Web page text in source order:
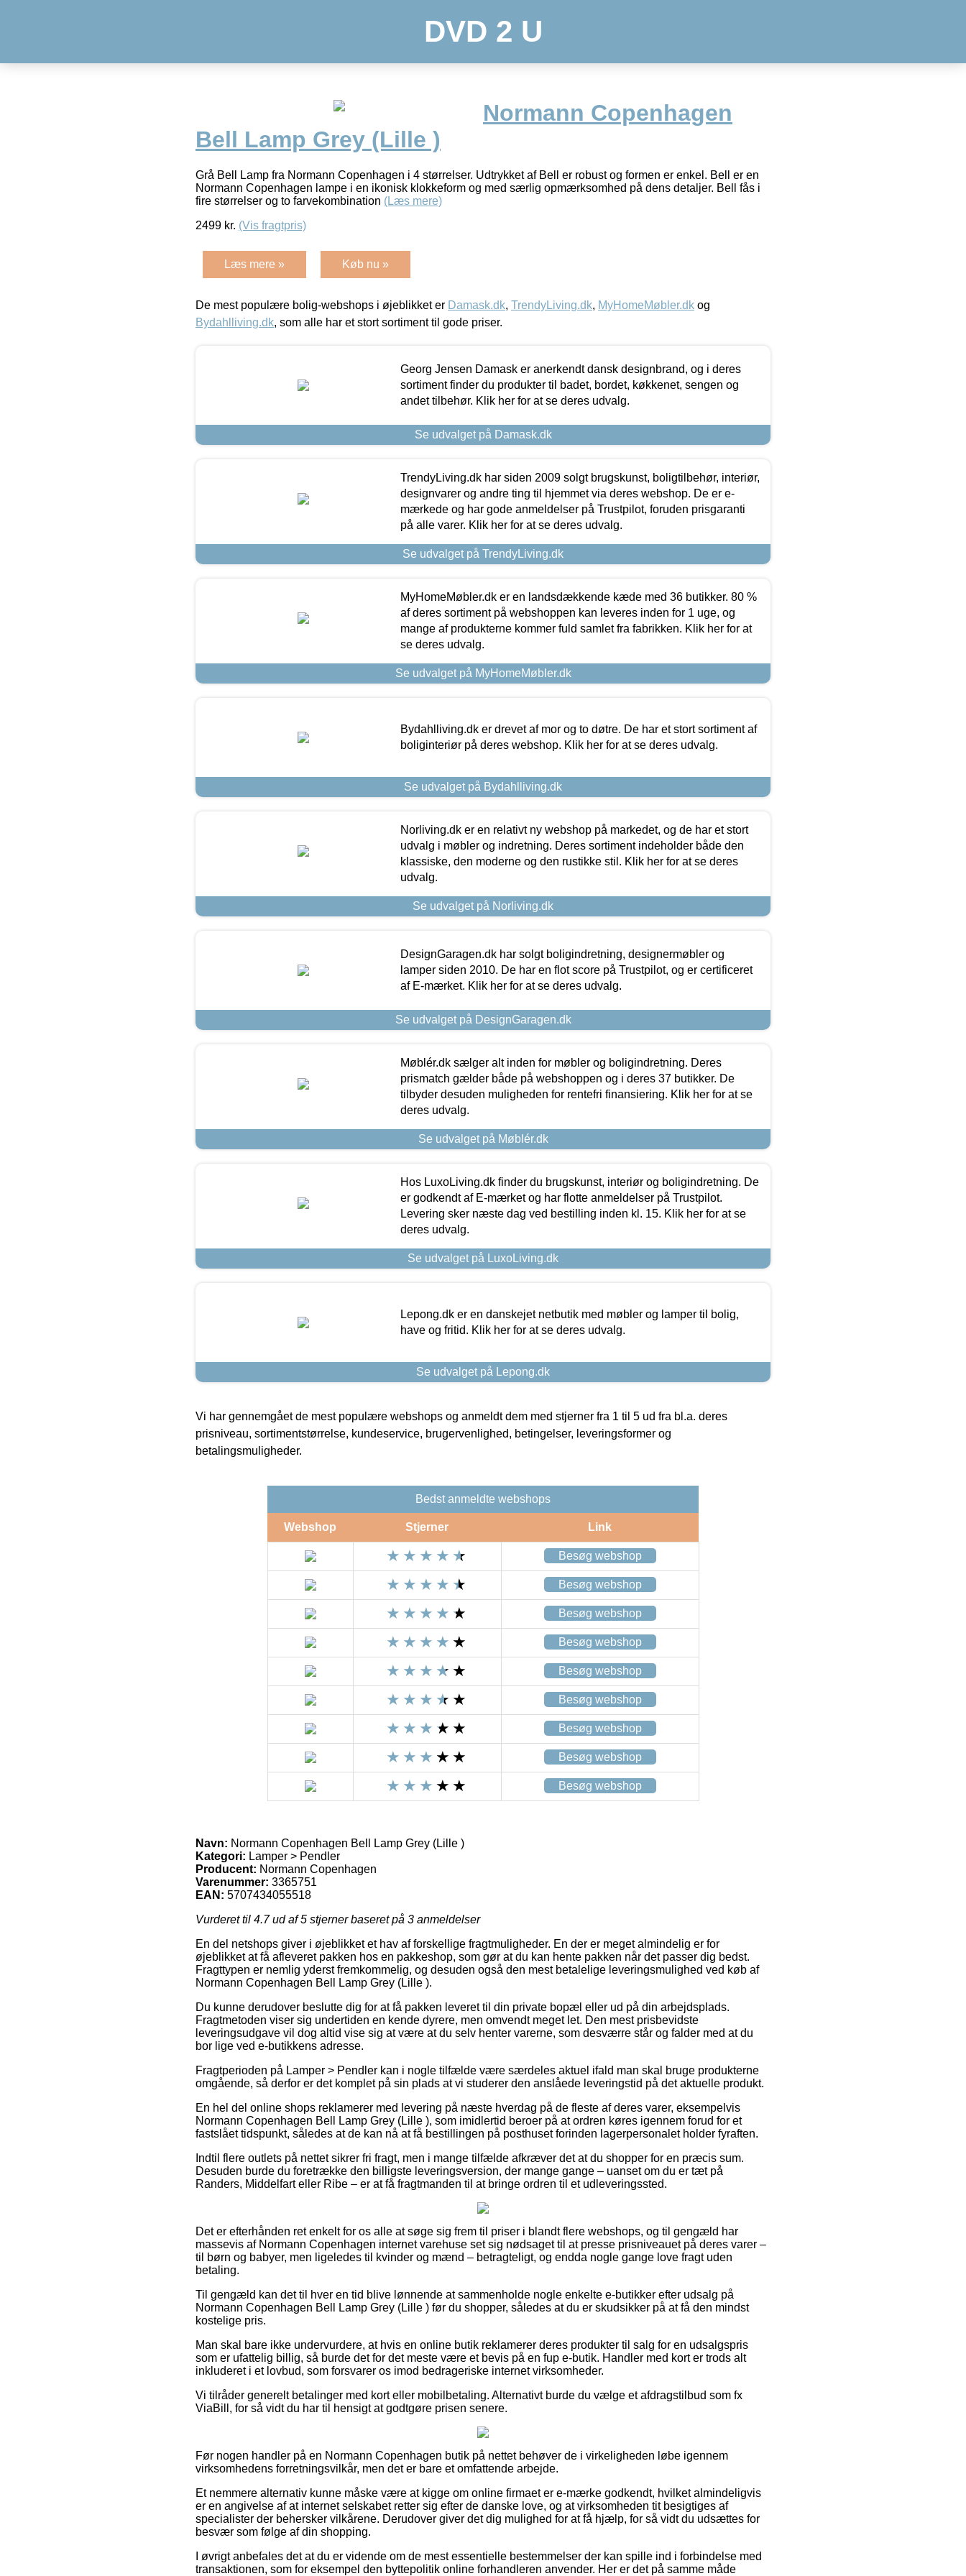
DVD 2 U
Normann Copenhagen
Bell Lamp Grey (Lille )
Grå Bell Lamp fra Normann Copenhagen i 4 størrelser. Udtrykket af Bell er robust og formen er enkel. Bell er en
Normann Copenhagen lampe i en ikonisk klokkeform og med særlig opmærksomhed på dens detaljer. Bell fås i
fire størrelser og to farvekombination (Læs mere)
2499 kr. (Vis fragtpris)
Læs mere » Køb nu »
De mest populære bolig-webshops i øjeblikket er Damask.dk, TrendyLiving.dk, MyHomeMøbler.dk og
Bydahlliving.dk, som alle har et stort sortiment til gode priser.
Georg Jensen Damask er anerkendt dansk designbrand, og i deres
sortiment finder du produkter til badet, bordet, køkkenet, sengen og
andet tilbehør. Klik her for at se deres udvalg.
Se udvalget på Damask.dk
TrendyLiving.dk har siden 2009 solgt brugskunst, boligtilbehør, interiør,
designvarer og andre ting til hjemmet via deres webshop. De er e-
mærkede og har gode anmeldelser på Trustpilot, foruden prisgaranti
på alle varer. Klik her for at se deres udvalg.
Se udvalget på TrendyLiving.dk
MyHomeMøbler.dk er en landsdækkende kæde med 36 butikker. 80 %
af deres sortiment på webshoppen kan leveres inden for 1 uge, og
mange af produkterne kommer fuld samlet fra fabrikken. Klik her for at
se deres udvalg.
Se udvalget på MyHomeMøbler.dk
Bydahlliving.dk er drevet af mor og to døtre. De har et stort sortiment af
boliginteriør på deres webshop. Klik her for at se deres udvalg.
Se udvalget på Bydahlliving.dk
Norliving.dk er en relativt ny webshop på markedet, og de har et stort
udvalg i møbler og indretning. Deres sortiment indeholder både den
klassiske, den moderne og den rustikke stil. Klik her for at se deres
udvalg.
Se udvalget på Norliving.dk
DesignGaragen.dk har solgt boligindretning, designermøbler og
lamper siden 2010. De har en flot score på Trustpilot, og er certificeret
af E-mærket. Klik her for at se deres udvalg.
Se udvalget på DesignGaragen.dk
Møblér.dk sælger alt inden for møbler og boligindretning. Deres
prismatch gælder både på webshoppen og i deres 37 butikker. De
tilbyder desuden muligheden for rentefri finansiering. Klik her for at se
deres udvalg.
Se udvalget på Møblér.dk
Hos LuxoLiving.dk finder du brugskunst, interiør og boligindretning. De
er godkendt af E-mærket og har flotte anmeldelser på Trustpilot.
Levering sker næste dag ved bestilling inden kl. 15. Klik her for at se
deres udvalg.
Se udvalget på LuxoLiving.dk
Lepong.dk er en danskejet netbutik med møbler og lamper til bolig,
have og fritid. Klik her for at se deres udvalg.
Se udvalget på Lepong.dk
Vi har gennemgået de mest populære webshops og anmeldt dem med stjerner fra 1 til 5 ud fra bl.a. deres
prisniveau, sortimentstørrelse, kundeservice, brugervenlighed, betingelser, leveringsformer og
betalingsmuligheder.
Bedst anmeldte webshops
Webshop Stjerner Link
Besøg webshop
Besøg webshop
Besøg webshop
Besøg webshop
Besøg webshop
Besøg webshop
Besøg webshop
Besøg webshop
Besøg webshop
Navn: Normann Copenhagen Bell Lamp Grey (Lille )
Kategori: Lamper > Pendler
Producent: Normann Copenhagen
Varenummer: 3365751
EAN: 5707434055518
Vurderet til 4.7ud af 5 stjerner baseret på 3 anmeldelser
En del netshops giver i øjeblikket et hav af forskellige fragtmuligheder. En der er meget almindelig er for
øjeblikket at få afleveret pakken hos en pakkeshop, som gør at du kan hente pakken når det passer dig bedst.
Fragttypen er nemlig yderst fremkommelig, og desuden også den mest betalelige leveringsmulighed ved køb af
Normann Copenhagen Bell Lamp Grey (Lille ).
Du kunne derudover beslutte dig for at få pakken leveret til din private bopæl eller ud på din arbejdsplads.
Fragtmetoden viser sig undertiden en kende dyrere, men omvendt meget let. Den mest prisbevidste
leveringsudgave vil dog altid vise sig at være at du selv henter varerne, som desværre står og falder med at du
bor lige ved e-butikkens adresse.
Fragtperioden på Lamper > Pendler kan i nogle tilfælde være særdeles aktuel ifald man skal bruge produkterne
omgående, så derfor er det komplet på sin plads at vi studerer den anslåede leveringstid på det aktuelle produkt.
En hel del online shops reklamerer med levering på næste hverdag på de fleste af deres varer, eksempelvis
Normann Copenhagen Bell Lamp Grey (Lille ), som imidlertid beroer på at ordren køres igennem forud for et
fastslået tidspunkt, således at de kan nå at få bestillingen på posthuset forinden lagerpersonalet holder fyraften.
Indtil flere outlets på nettet sikrer fri fragt, men i mange tilfælde afkræver det at du shopper for en præcis sum.
Desuden burde du foretrække den billigste leveringsversion, der mange gange – uanset om du er tæt på
Randers, Middelfart eller Ribe – er at få fragtmanden til at bringe ordren til et udleveringssted.
Det er efterhånden ret enkelt for os alle at søge sig frem til priser i blandt flere webshops, og til gengæld har
massevis af Normann Copenhagen internet varehuse set sig nødsaget til at presse prisniveauet på deres varer –
til børn og babyer, men ligeledes til kvinder og mænd – betragteligt, og endda nogle gange love fragt uden
betaling.
Til gengæld kan det til hver en tid blive lønnende at sammenholde nogle enkelte e-butikker efter udsalg på
Normann Copenhagen Bell Lamp Grey (Lille ) før du shopper, således at du er skudsikker på at få den mindst
kostelige pris.
Man skal bare ikke undervurdere, at hvis en online butik reklamerer deres produkter til salg for en udsalgspris
som er ufattelig billig, så burde det for det meste være et bevis på en fup e-butik. Handler med kort er trods alt
inkluderet i et lovbud, som forsvarer os imod bedrageriske internet virksomheder.
Vi tilråder generelt betalinger med kort eller mobilbetaling. Alternativt burde du vælge et afdragstilbud som fx
ViaBill, for så vidt du har til hensigt at godtgøre prisen senere.
Før nogen handler på en Normann Copenhagen butik på nettet behøver de i virkeligheden løbe igennem
virksomhedens forretningsvilkår, men det er bare et omfattende arbejde.
Et nemmere alternativ kunne måske være at kigge om online firmaet er e-mærke godkendt, hvilket almindeligvis
er en angivelse af at internet selskabet retter sig efter de danske love, og at virksomheden tit besigtiges af
specialister der behersker vilkårene. Derudover giver det dig mulighed for at få hjælp, for så vidt du udsættes for
besvær som følge af din shopping.
I øvrigt anbefales det at du er vidende om de mest essentielle bestemmelser der kan spille ind i forbindelse med
transaktionen, som for eksempel den byttepolitik online forhandleren anvender. Her er det på samme måde